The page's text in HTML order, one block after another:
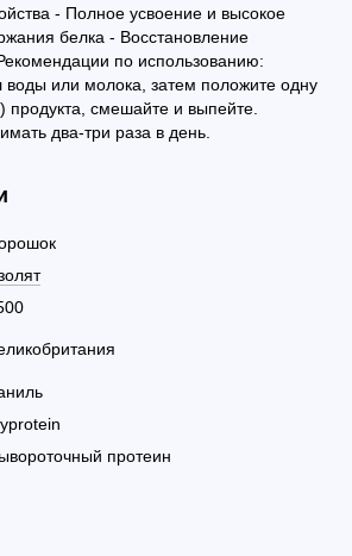
- Полное усвоение и высокое
белка - Восстановление
по использованию:
воды или молока, затем положите одну
продукта, смешайте и выпейте.
два-три раза в день.
протеин